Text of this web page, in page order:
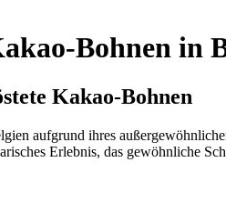
Bohnen in
Kakao-Bohnen
aufgrund ihres
Erlebnis, das gewöhnliche